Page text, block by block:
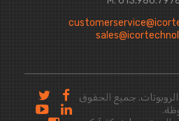
الروبوتات. جميع الحقوق